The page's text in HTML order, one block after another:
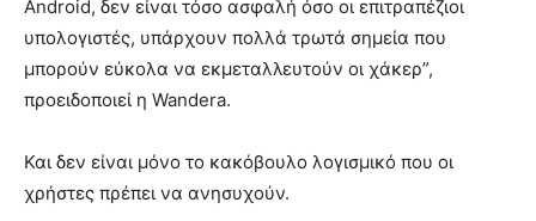
Android, δεν είναι τόσο ασφαλή όσο οι επιτραπέζιοι
υπολογιστές, υπάρχουν πολλά τρωτά σημεία που
μπορούν εύκολα να εκμεταλλευτούν οι χάκερ”,
προειδοποιεί η Wandera.
Και δεν είναι μόνο το κακόβουλο λογισμικό που οι
χρήστες πρέπει να ανησυχούν.